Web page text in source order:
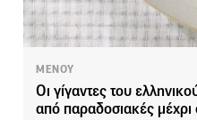
ΜΕΝΟΥ
Οι γίγαντες του
από παραδοσιακές